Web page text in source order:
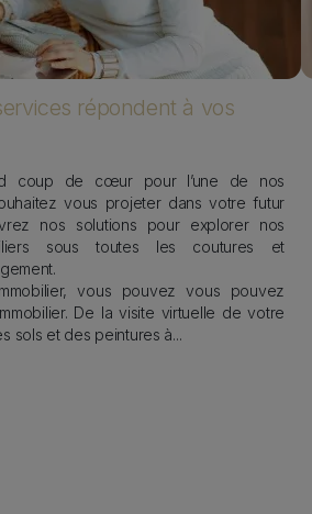
répondent à vos
coup de cœur pour l’une de nos
vous projeter dans votre futur
nos solutions pour explorer nos
sous toutes les coutures et
vous pouvez vous pouvez
De la visite virtuelle de votre
sols et des peintures à...